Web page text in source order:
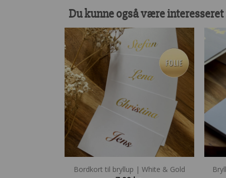
Du kunne også være
Bordkort til bryllup | White & Gold